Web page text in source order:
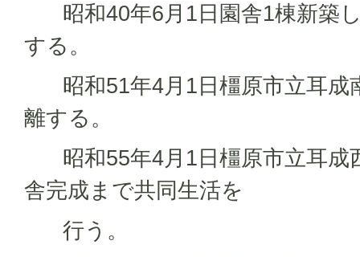
昭和40年6月1日園舎1棟新築
する。
昭和51年4月1日橿原市立耳成
離する。
昭和55年4月1日橿原市立耳成
舎完成まで共同生活を
行う。